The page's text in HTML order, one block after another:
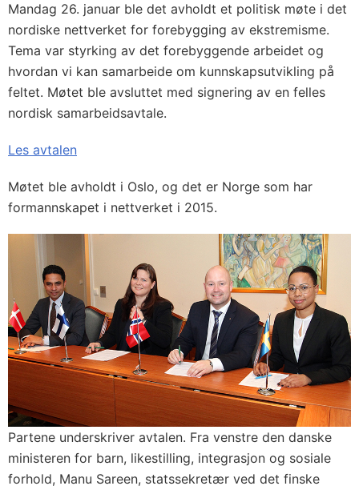
Mandag 26. januar ble det avholdt et politisk møte i det
nordiske nettverket for forebygging av ekstremisme.
Tema var styrking av det forebyggende arbeidet og
hvordan vi kan samarbeide om kunnskapsutvikling på
feltet. Møtet ble avsluttet med signering av en felles
nordisk samarbeidsavtale.
Les avtalen
Møtet ble avholdt i Oslo, og det er Norge som har
formannskapet i nettverket i 2015.
Partene underskriver avtalen. Fra venstre den danske
ministeren for barn, likestilling, integrasjon og sosiale
forhold, Manu Sareen, statssekretær ved det finske